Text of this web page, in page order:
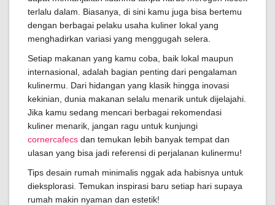
terlalu dalam. Biasanya, di sini kamu juga bisa bertemu
dengan berbagai pelaku usaha kuliner lokal yang
menghadirkan variasi yang menggugah selera.
Setiap makanan yang kamu coba, baik lokal maupun
internasional, adalah bagian penting dari pengalaman
kulinermu. Dari hidangan yang klasik hingga inovasi
kekinian, dunia makanan selalu menarik untuk dijelajahi.
Jika kamu sedang mencari berbagai rekomendasi
kuliner menarik, jangan ragu untuk kunjungi
cornercafecs dan temukan lebih banyak tempat dan
ulasan yang bisa jadi referensi di perjalanan kulinermu!
Tips desain rumah minimalis nggak ada habisnya untuk
dieksplorasi. Temukan inspirasi baru setiap hari supaya
rumah makin nyaman dan estetik!